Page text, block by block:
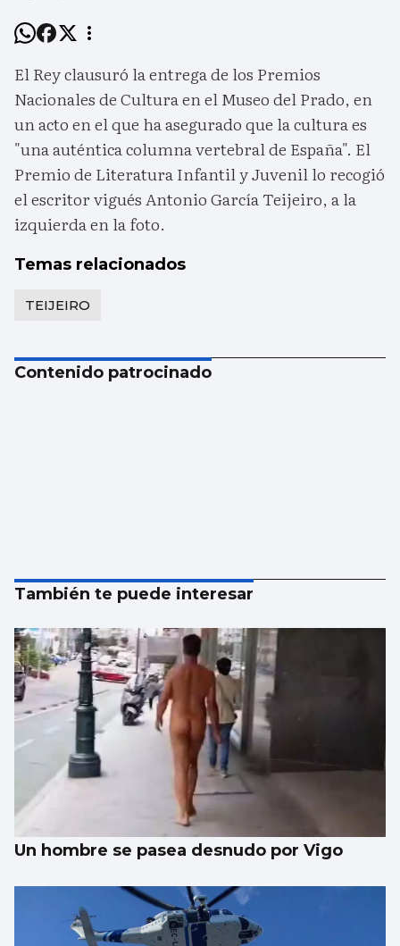
El Rey clausuró la entrega de los Premios
Nacionales de Cultura en el Museo del Prado, en
un acto en el que ha asegurado que la cultura es
"una auténtica columna vertebral de España". El
Premio de Literatura Infantil y Juvenil lo recogió
el escritor vigués Antonio García Teijeiro, a la
izquierda en la foto.
Temas relacionados
TEIJEIRO
Contenido patrocinado
También te puede interesar
Un hombre se pasea desnudo por Vigo